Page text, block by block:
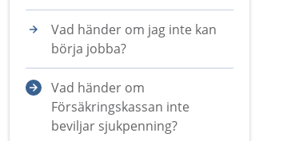
Vad händer om jag inte kan
börja jobba?
Vad händer om
Försäkringskassan inte
beviljar sjukpenning?